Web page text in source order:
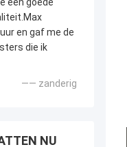
een goede
en gaf me de
die ik
—— zanderig
NU